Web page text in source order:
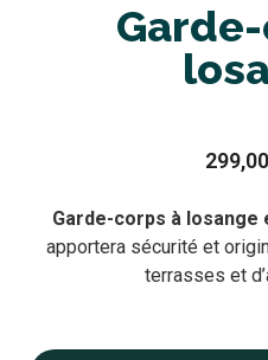
299,00
Garde-corps à
apportera sécurité et
terrasses et